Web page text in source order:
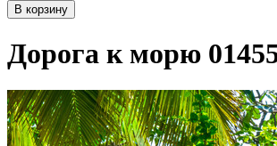
В корзину
Дорога к морю